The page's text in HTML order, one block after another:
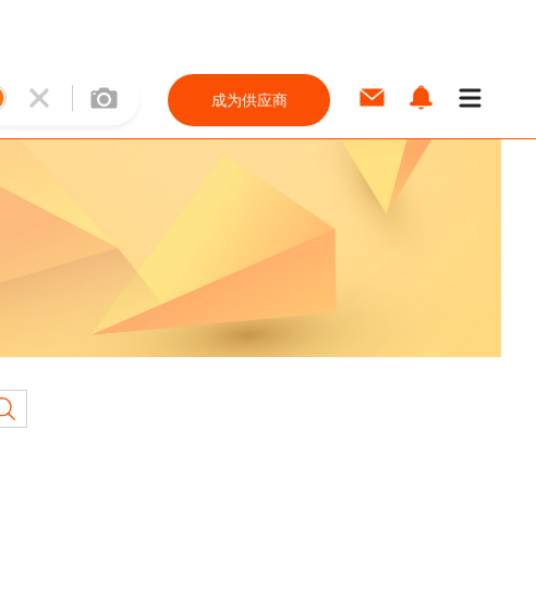
成为供应商